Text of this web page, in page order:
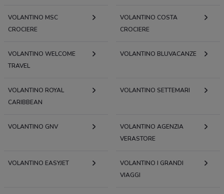
VOLANTINO MSC
CROCIERE
VOLANTINO COSTA
CROCIERE
VOLANTINO WELCOME
TRAVEL
VOLANTINO BLUVACANZE
VOLANTINO ROYAL
CARIBBEAN
VOLANTINO SETTEMARI
VOLANTINO GNV
VOLANTINO AGENZIA
VERASTORE
VOLANTINO EASYJET
VOLANTINO I GRANDI
VIAGGI